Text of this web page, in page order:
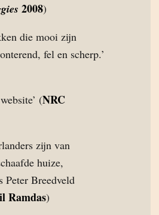
2008)
die mooi zijn
fel en scherp.’
(NRC
zijn van
huize,
Peter Breedveld
Ramdas)